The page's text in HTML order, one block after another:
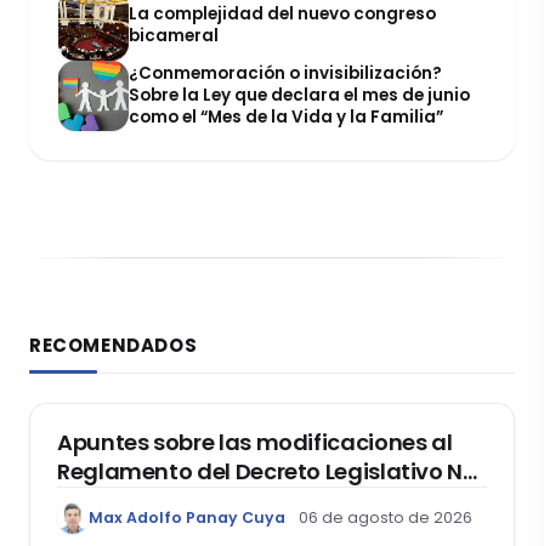
La complejidad del nuevo congreso
bicameral
¿Conmemoración o invisibilización?
Sobre la Ley que declara el mes de junio
como el “Mes de la Vida y la Familia”
RECOMENDADOS
DERECHO REGISTRAL
Apuntes sobre las modificaciones al
Reglamento del Decreto Legislativo Nº
1400, que aprueba el Régimen de
Garantía Mobiliaria
Max Adolfo Panay Cuya 06 de agosto de 2026